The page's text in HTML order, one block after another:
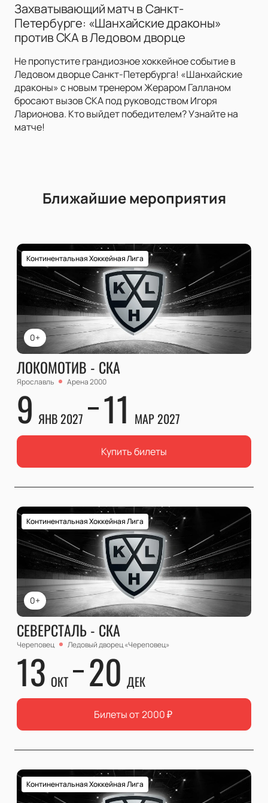
Захватывающий матч в Санкт-
Петербурге: «Шанхайские драконы»
против СКА в Ледовом дворце
Не пропустите грандиозное хоккейное событие в
Ледовом дворце Санкт-Петербурга! «Шанхайские
драконы» с новым тренером Жераром Галланом
бросают вызов СКА под руководством Игоря
Ларионова. Кто выйдет победителем? Узнайте на
матче!
Ближайшие мероприятия
0+
Континентальная Хоккейная Лига
ЛОКОМОТИВ - СКА
Ярославль Арена 2000
9 ЯНВ 2027 11 МАР 2027
Купить билеты
0+
Континентальная Хоккейная Лига
СЕВЕРСТАЛЬ - СКА
Череповец Ледовый дворец «Череповец»
13 ОКТ 20 ДЕК
Билеты от 2000₽
Континентальная Хоккейная Лига